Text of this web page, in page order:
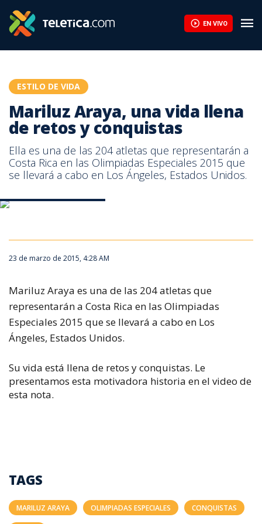
EN VIVO
ESTILO DE VIDA
Mariluz Araya, una vida llena
de retos y conquistas
Ella es una de las 204 atletas que representarán a
Costa Rica en las Olimpiadas Especiales 2015 que
se llevará a cabo en Los Ángeles, Estados Unidos.
23 de marzo de 2015, 4:28 AM
Mariluz Araya es una de las 204 atletas que
representarán a Costa Rica en las Olimpiadas
Especiales 2015 que se llevará a cabo en Los
Ángeles, Estados Unidos.
Su vida está llena de retos y conquistas. Le
presentamos esta motivadora historia en el video de
esta nota.
TAGS
MARILUZ ARAYA OLIMPIADAS ESPECIALES CONQUISTAS